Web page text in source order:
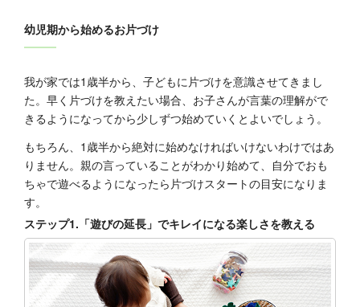
幼児期から始めるお片づけ
我が家では1歳半から、子どもに片づけを意識させてきまし
た。早く片づけを教えたい場合、お子さんが言葉の理解がで
きるようになってから少しずつ始めていくとよいでしょう。
もちろん、1歳半から絶対に始めなければいけないわけではあ
りません。親の言っていることがわかり始めて、自分でおも
ちゃで遊べるようになったら片づけスタートの目安になりま
す。
ステップ1.「遊びの延長」でキレイになる楽しさを教える